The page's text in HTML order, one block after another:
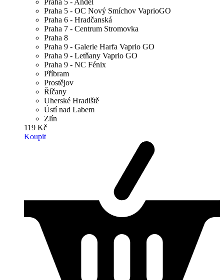
Praha 5 - OC Nový Smíchov VaprioGO
Praha 6 - Hradčanská
Praha 7 - Centrum Stromovka
Praha 8
Praha 9 - Galerie Harfa Vaprio GO
Praha 9 - Letňany Vaprio GO
Praha 9 - NC Fénix
Příbram
Prostějov
Říčany
Uherské Hradiště
Ústí nad Labem
Zlín
119 Kč
Koupit